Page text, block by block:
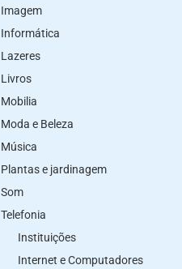
Imagem
Informática
Lazeres
Livros
Mobilia
Moda e Beleza
Música
Plantas e jardinagem
Som
Telefonia
Instituições
Internet e Computadores